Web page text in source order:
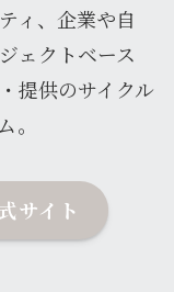
ィ、企業や自
ェクトベース
提供のサイクル
。
サイト